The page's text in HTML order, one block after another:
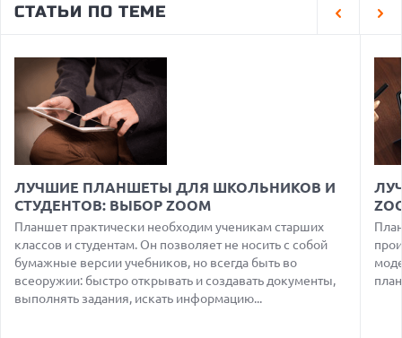
АВГУСТА 2026 ГОДА
США ГОТОВЯТСЯ ЗАПРЕТИТЬ ИМПОРТ КИТАЙСКИХ
ОПТИЧЕСКИХ ТРАНСИВЕРОВ
05.08.2026
ANTHROPIC ЗАКЛЮЧАЕТ СОГЛАШЕНИЕ НА $10 МЛРД С
ОБЛАЧНЫМ СТАРТАПОМ VOLTA
05.08.2026
КОСМИЧЕСКИХ ОПЕРАЦИЙ
РЕКОРДНАЯ ВЫРУЧКА AMD ЗА СЧЕТ ДАТА-ЦЕНТРОВ
КОМПЕНСИРУЕТ СПАД ИГРОВОГО СЕГМЕНТА
05.08.2026
NOTHING ПРЕДСТАВИЛА НАУШНИКИ CMF CLIP PRO С
ПОДДЕРЖКОЙ LDAC И ЗАЩИТОЙ ОТ ВЛАГИ
СТАТЬИ ПО ТЕМЕ
ЛУЧШИЕ ПЛАНШЕТЫ ДЛЯ ШКОЛЬНИКОВ И
СТУДЕНТОВ: ВЫБОР ZOOM
Планшет практически необходим ученикам старших
классов и студентам. Он позволяет не носить с собой
бумажные версии учебников, но всегда быть во
всеоружии: быстро открывать и создавать документы,
выполнять задания, искать информацию...